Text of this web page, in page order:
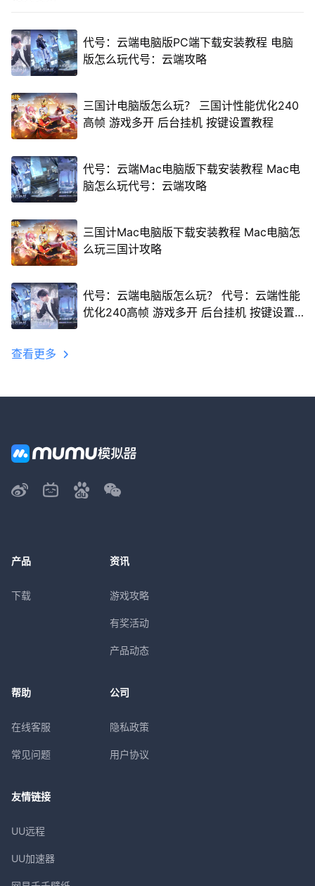
代号：云端电脑版PC端下载安装教程 电脑
版怎么玩代号：云端攻略
三国计电脑版怎么玩？ 三国计性能优化240
高帧 游戏多开 后台挂机 按键设置教程
代号：云端Mac电脑版下载安装教程 Mac电
脑怎么玩代号：云端攻略
三国计Mac电脑版下载安装教程 Mac电脑怎
么玩三国计攻略
代号：云端电脑版怎么玩？ 代号：云端性能
优化240高帧 游戏多开 后台挂机 按键设置
查看更多
产品
下载
资讯
游戏攻略
有奖活动
产品动态
帮助
在线客服
常见问题
公司
隐私政策
用户协议
友情链接
UU远程
UU加速器